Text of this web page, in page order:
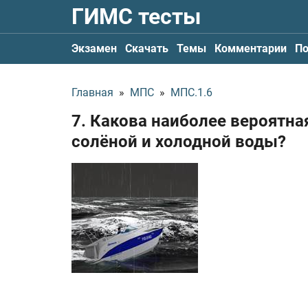
ГИМС тесты
Экзамен Скачать Темы Комментарии
Главная » МПС » МПС.1.6
7. Какова наиболее
солёной и холодной воды?